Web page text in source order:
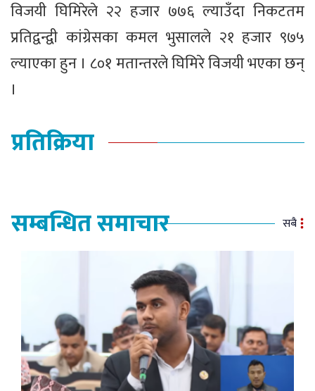
विजयी घिमिरेले २२ हजार ७७६ ल्याउँदा निकटतम
प्रतिद्वन्द्वी कांग्रेसका कमल भुसालले २१ हजार ९७५
ल्याएका हुन । ८०१ मतान्तरले घिमिरे विजयी भएका छन्
।
प्रतिक्रिया
सम्बन्धित समाचार सबै